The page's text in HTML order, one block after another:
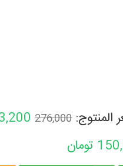
المنتوج:276,000
تومان